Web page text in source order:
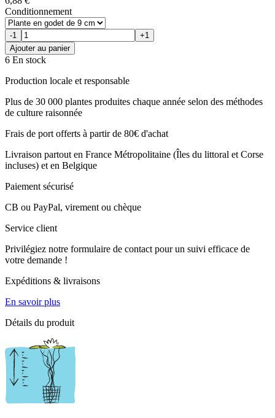
Conditionnement
-1
+1
Ajouter au panier
6 En stock
Production locale et responsable
Plus de 30 000 plantes produites chaque année selon des méthodes
de culture raisonnée
Frais de port offerts à partir de 80€ d'achat
Livraison partout en France Métropolitaine (Îles du littoral et Corse
incluses) et en Belgique
Paiement sécurisé
CB ou PayPal, virement ou chèque
Service client
Privilégiez notre formulaire de contact pour un suivi efficace de
votre demande !
Expéditions & livraisons
En savoir plus
Détails du produit